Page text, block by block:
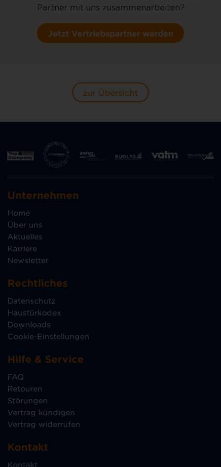
Partner mit uns zusammenarbeiten?
Jetzt Vertriebspartner werden
zur Übersicht
Unternehmen
Home
Über uns
Aktuelles
Karriere
Newsletter
Rechtliches
Datenschutz
Haustürkodex
Downloads
Cookie-Einstellungen
Hilfe & Service
FAQ
Retouren
Störungen
Vertrag kündigen
Vertrag widerrufen
Kontakt
Kontakt